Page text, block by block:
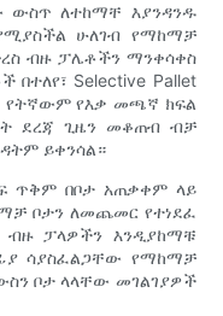
ውስጥ ለተከማቸ እያንዳንዱ
ሁለገብ የማከማቻ
ብዙ ፓሌቶችን ማንቀሳቀስ
Selective Pallet
የትኛውም የእቃ መጫኛ ክፍል
ደረጃ ጊዜን መቆጠብ ብቻ
ይቀንሳል።
ጥቅም በቦታ አጠቃቀም ላይ
ቦታን ለመጨመር የተነደፈ
ፓላዎችን እንዲያከማቹ
ሳያስፈልጋቸው የማከማቻ
ቦታ ላላቸው መገልገያዎች